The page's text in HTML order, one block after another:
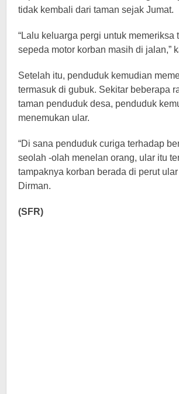
tidak kembali dari taman sejak Jumat.
“Lalu keluarga pergi untuk memeriksa
sepeda motor korban masih di jalan,”
Setelah itu, penduduk kemudian
termasuk di gubuk. Sekitar beberapa
taman penduduk desa, penduduk
menemukan ular.
“Di sana penduduk curiga terhadap
seolah -olah menelan orang, ular itu
tampaknya korban berada di perut ular
Dirman.
(SFR)